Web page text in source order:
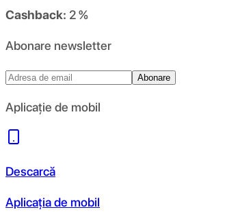
Cashback: 2 %
Abonare newsletter
Abonare
Aplicație de mobil
Descarcă
Aplicația de mobil